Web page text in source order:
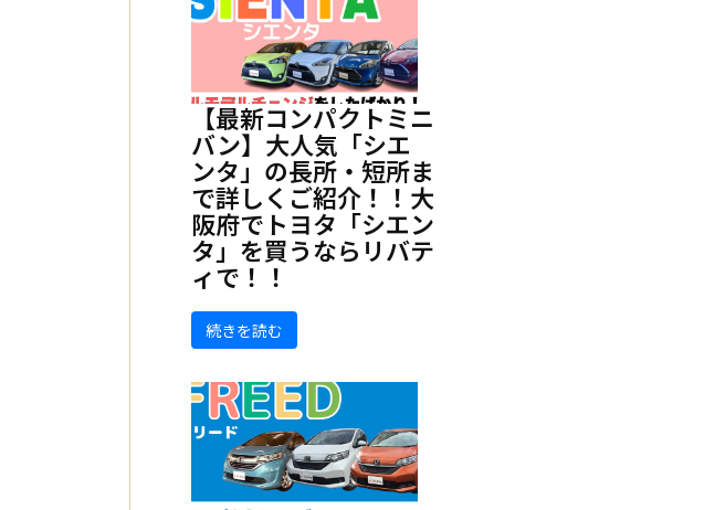
【最新コンパクトミニ
バン】大人気「シエ
ンタ」の長所・短所ま
で詳しくご紹介！！大
阪府でトヨタ「シエン
タ」を買うならリバテ
ィで！！
続きを読む